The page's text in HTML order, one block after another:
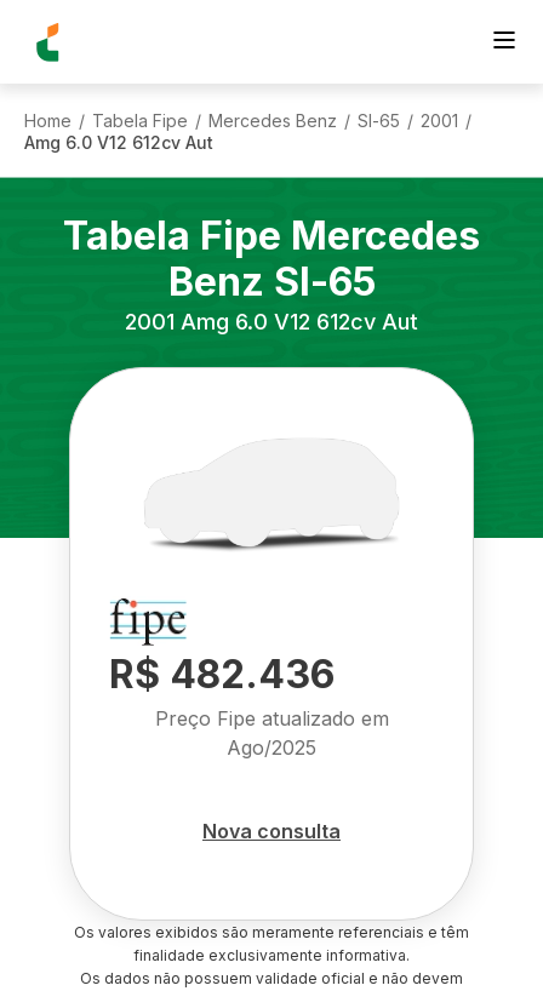
Home / Tabela Fipe / Mercedes Benz / Sl-65 / 2001 /
Amg 6.0 V12 612cv Aut
Tabela Fipe Mercedes
Benz Sl-65
2001 Amg 6.0 V12 612cv Aut
R$ 482.436
Preço Fipe atualizado em
Ago/2025
Nova consulta
Os valores exibidos são meramente referenciais e têm
finalidade exclusivamente informativa.
Os dados não possuem validade oficial e não devem